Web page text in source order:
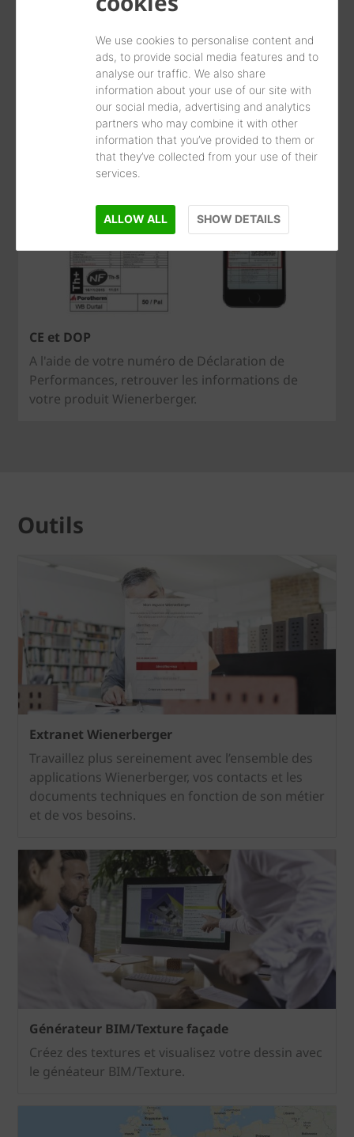
We use cookies to personalise content and
ads, to provide social media features and to
analyse our traffic. We also share
information about your use of our site with
our social media, advertising and analytics
partners who may combine it with other
information that you’ve provided to them or
that they’ve collected from your use of their
services.
ALLOW ALL SHOW DETAILS
La terre cuite certifiée
Avis, technique, DTA, certifications, normes, nous
les mettons à disposition à votre disposition
CE et DOP
A l'aide de votre numéro de Déclaration de
Performances, retrouver les informations de
votre produit Wienerberger.
Outils
Extranet Wienerberger
Travaillez plus sereinement avec l’ensemble des
applications Wienerberger, vos contacts et les
documents techniques en fonction de son métier
et de vos besoins.
Générateur BIM/Texture façade
Créez des textures et visualisez votre dessin avec
le généateur BIM/Texture.